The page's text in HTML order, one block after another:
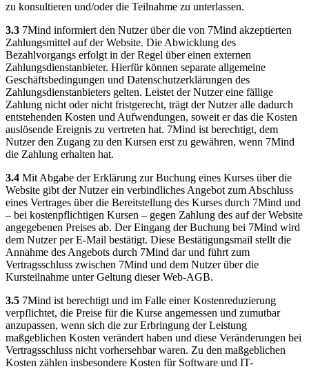
zu konsultieren und/oder die Teilnahme zu unterlassen.
3.3 7Mind informiert den Nutzer über die von 7Mind akzeptierten
Zahlungsmittel auf der Website. Die Abwicklung des
Bezahlvorgangs erfolgt in der Regel über einen externen
Zahlungsdienstanbieter. Hierfür können separate allgemeine
Geschäftsbedingungen und Datenschutzerklärungen des
Zahlungsdienstanbieters gelten. Leistet der Nutzer eine fällige
Zahlung nicht oder nicht fristgerecht, trägt der Nutzer alle dadurch
entstehenden Kosten und Aufwendungen, soweit er das die Kosten
auslösende Ereignis zu vertreten hat. 7Mind ist berechtigt, dem
Nutzer den Zugang zu den Kursen erst zu gewähren, wenn 7Mind
die Zahlung erhalten hat.
3.4 Mit Abgabe der Erklärung zur Buchung eines Kurses über die
Website gibt der Nutzer ein verbindliches Angebot zum Abschluss
eines Vertrages über die Bereitstellung des Kurses durch 7Mind und
– bei kostenpflichtigen Kursen – gegen Zahlung des auf der Website
angegebenen Preises ab. Der Eingang der Buchung bei 7Mind wird
dem Nutzer per E-Mail bestätigt. Diese Bestätigungsmail stellt die
Annahme des Angebots durch 7Mind dar und führt zum
Vertragsschluss zwischen 7Mind und dem Nutzer über die
Kursteilnahme unter Geltung dieser Web-AGB.
3.5 7Mind ist berechtigt und im Falle einer Kostenreduzierung
verpflichtet, die Preise für die Kurse angemessen und zumutbar
anzupassen, wenn sich die zur Erbringung der Leistung
maßgeblichen Kosten verändert haben und diese Veränderungen bei
Vertragsschluss nicht vorhersehbar waren. Zu den maßgeblichen
Kosten zählen insbesondere Kosten für Software und IT-